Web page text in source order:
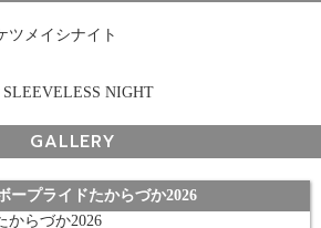
ツメイシナイト
SLEEVELESS NIGHT
GALLERY
ープライドたからづか2026